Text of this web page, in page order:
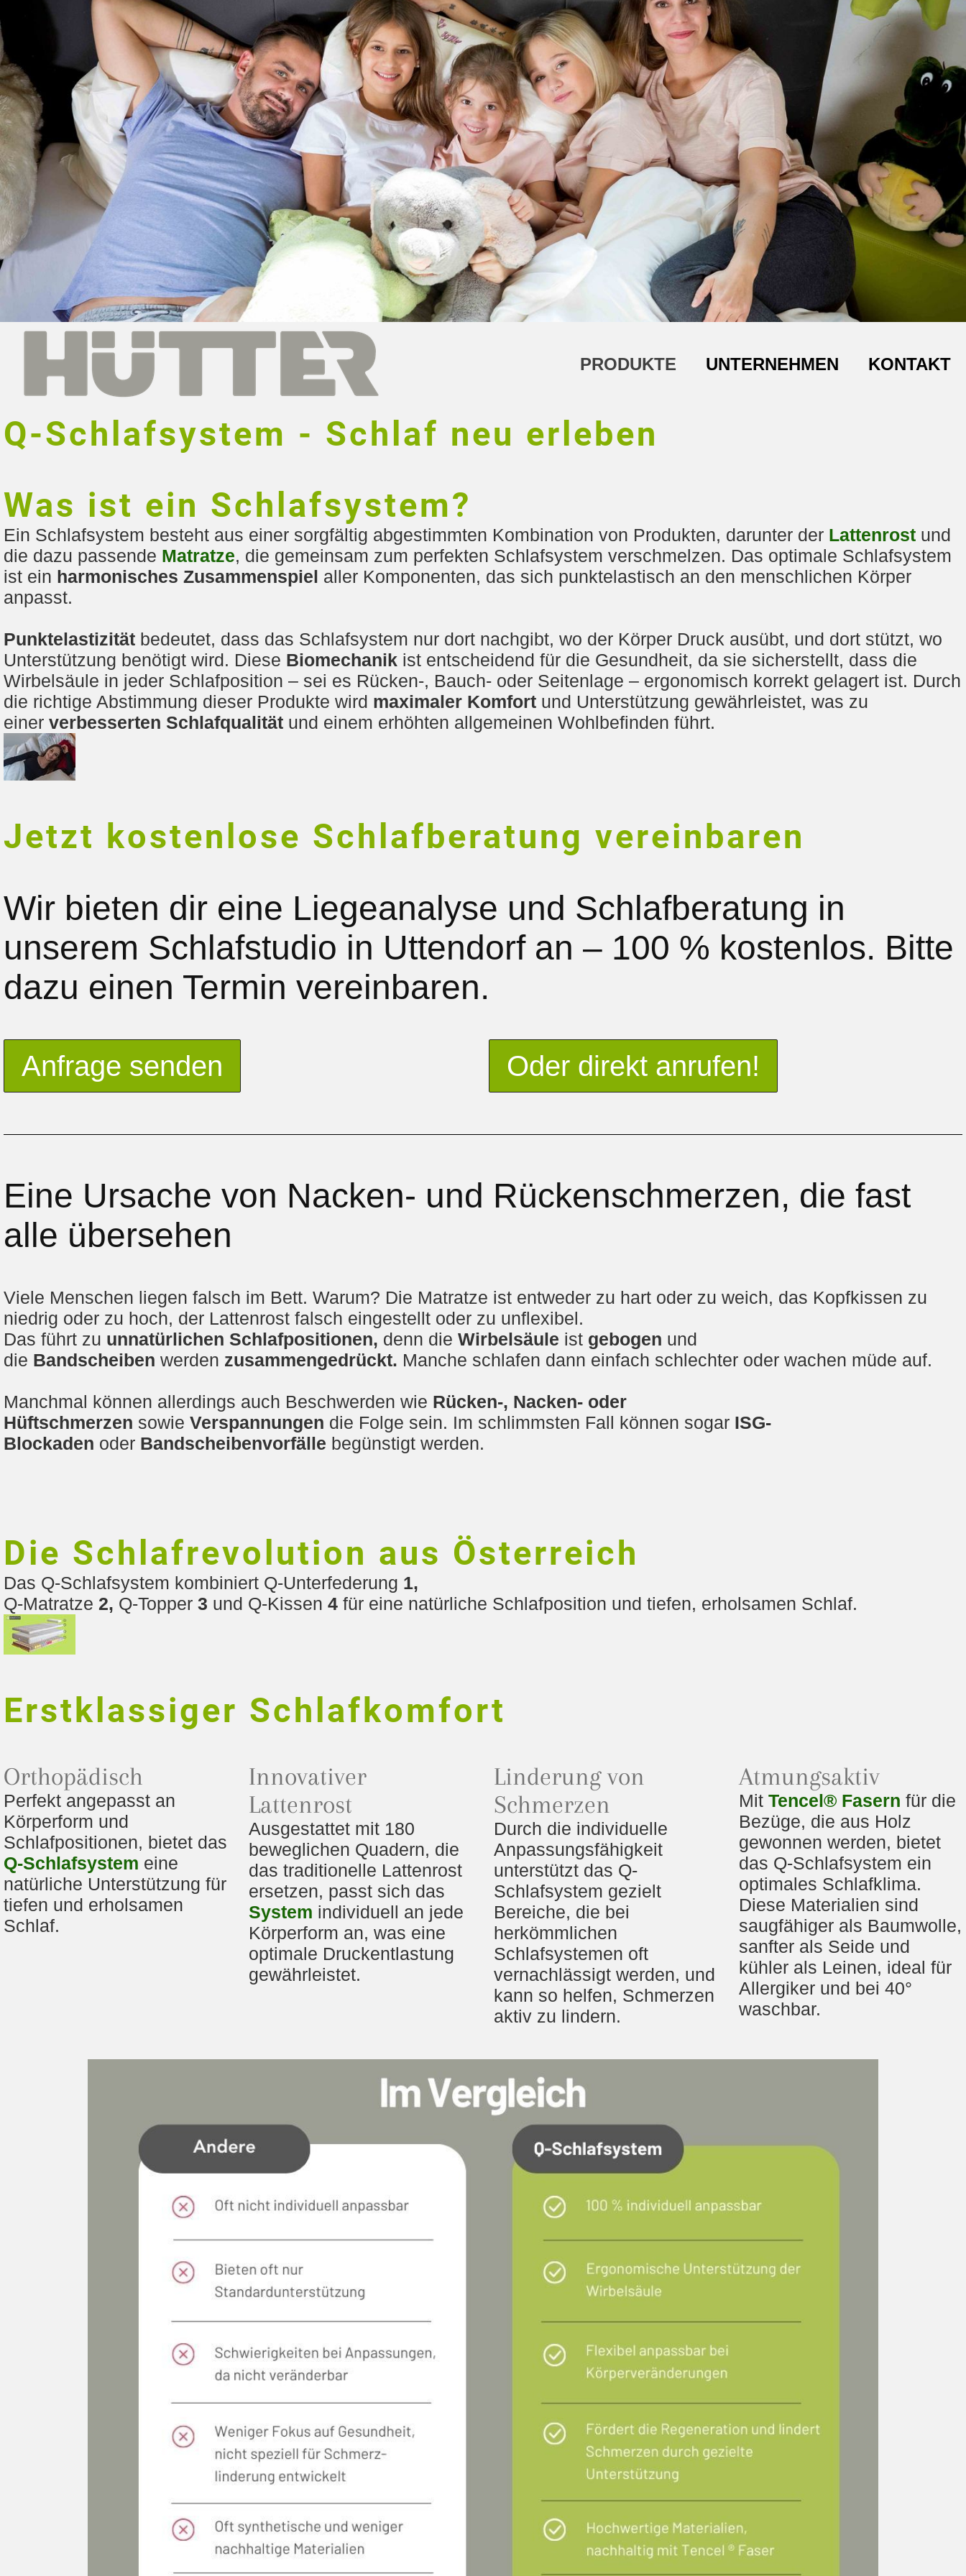
PRODUKTE UNTERNEHMEN KONTAKT
Q-Schlafsystem - Schlaf neu erleben
Was ist ein Schlafsystem?
Ein Schlafsystem besteht aus einer sorgfältig abgestimmten Kombination von Produkten, darunter der Lattenrost und
die dazu passende Matratze, die gemeinsam zum perfekten Schlafsystem verschmelzen. Das optimale Schlafsystem
ist ein harmonisches Zusammenspiel aller Komponenten, das sich punktelastisch an den menschlichen Körper
anpasst.
Punktelastizität bedeutet, dass das Schlafsystem nur dort nachgibt, wo der Körper Druck ausübt, und dort stützt, wo
Unterstützung benötigt wird. Diese Biomechanik ist entscheidend für die Gesundheit, da sie sicherstellt, dass die
Wirbelsäule in jeder Schlafposition – sei es Rücken-, Bauch- oder Seitenlage – ergonomisch korrekt gelagert ist. Durch
die richtige Abstimmung dieser Produkte wird maximaler Komfort und Unterstützung gewährleistet, was zu
einer verbesserten Schlafqualität und einem erhöhten allgemeinen Wohlbefinden führt.
Jetzt kostenlose Schlafberatung vereinbaren
Wir bieten dir eine Liegeanalyse und Schlafberatung in
unserem Schlafstudio in Uttendorf an – 100 % kostenlos. Bitte
dazu einen Termin vereinbaren.
Anfrage senden Oder direkt anrufen!
Eine Ursache von Nacken- und Rückenschmerzen, die fast
alle übersehen
Viele Menschen liegen falsch im Bett. Warum? Die Matratze ist entweder zu hart oder zu weich, das Kopfkissen zu
niedrig oder zu hoch, der Lattenrost falsch eingestellt oder zu unflexibel.
Das führt zu unnatürlichen Schlafpositionen, denn die Wirbelsäule ist gebogen und
die Bandscheiben werden zusammengedrückt. Manche schlafen dann einfach schlechter oder wachen müde auf.
Manchmal können allerdings auch Beschwerden wie Rücken-, Nacken- oder
Hüftschmerzen sowie Verspannungen die Folge sein. Im schlimmsten Fall können sogar ISG-
Blockaden oder Bandscheibenvorfälle begünstigt werden.
Die Schlafrevolution aus Österreich
Das Q-Schlafsystem kombiniert Q-Unterfederung 1,
Q-Matratze 2, Q-Topper 3 und Q-Kissen 4 für eine natürliche Schlafposition und tiefen, erholsamen Schlaf.
Erstklassiger Schlafkomfort
Orthopädisch
Perfekt angepasst an
Körperform und
Schlafpositionen, bietet das
Q-Schlafsystem eine
natürliche Unterstützung für
tiefen und erholsamen
Schlaf.
Innovativer
Lattenrost
Ausgestattet mit 180
beweglichen Quadern, die
das traditionelle Lattenrost
ersetzen, passt sich das
System individuell an jede
Körperform an, was eine
optimale Druckentlastung
gewährleistet.
Linderung von
Schmerzen
Durch die individuelle
Anpassungsfähigkeit
unterstützt das Q-
Schlafsystem gezielt
Bereiche, die bei
herkömmlichen
Schlafsystemen oft
vernachlässigt werden, und
kann so helfen, Schmerzen
aktiv zu lindern.
Atmungsaktiv
Mit Tencel® Fasern für die
Bezüge, die aus Holz
gewonnen werden, bietet
das Q-Schlafsystem ein
optimales Schlafklima.
Diese Materialien sind
saugfähiger als Baumwolle,
sanfter als Seide und
kühler als Leinen, ideal für
Allergiker und bei 40°
waschbar.